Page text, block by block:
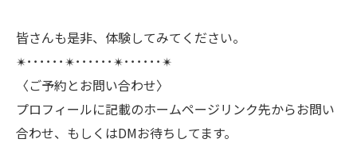
皆さんも是非、体験してみてください。
✴︎･･････✴︎･･････✴︎･･････✴︎
〈ご予約とお問い合わせ〉
プロフィールに記載のホームページリンク先からお問い
合わせ、もしくはDMお待ちしてます。